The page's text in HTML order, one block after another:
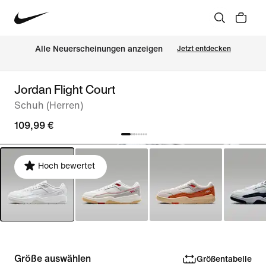
Alle Neuerscheinungen anzeigen Jetzt entdecken
Jordan Flight Court
Schuh (Herren)
109,99 €
Hoch bewertet
Größe auswählen Größentabelle